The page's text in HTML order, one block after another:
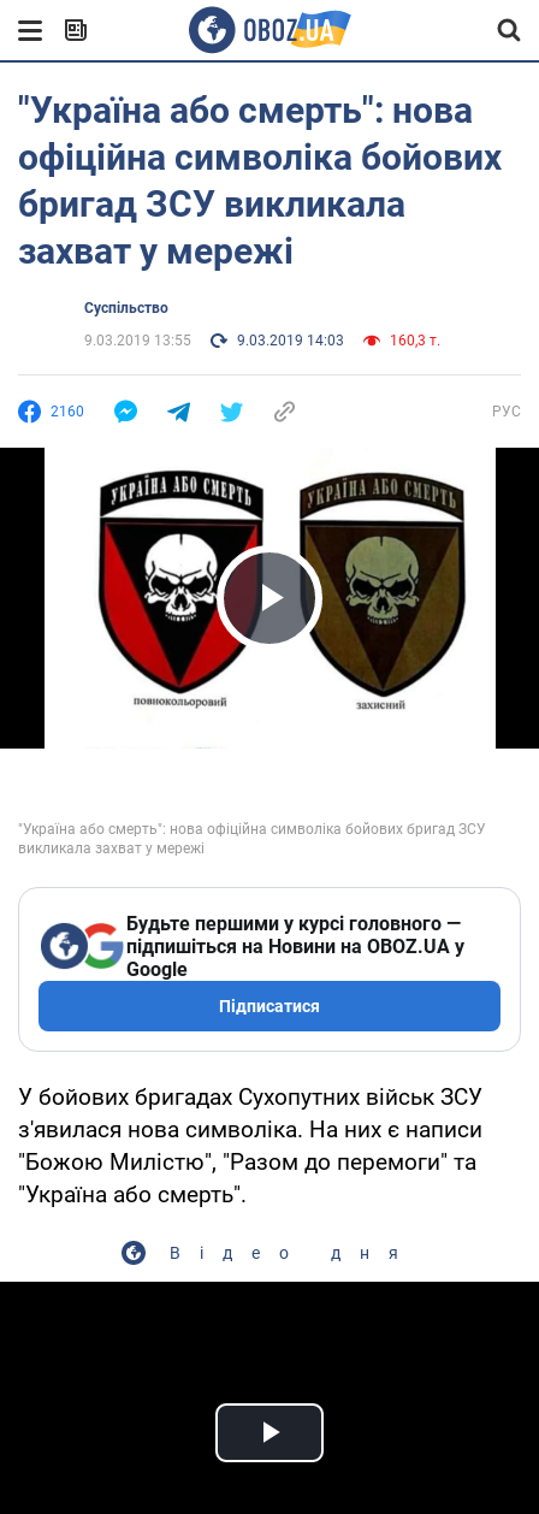
"Україна або смерть": нова
офіційна символіка бойових
бригад ЗСУ викликала
захват у мережі
Суспільство
9.03.2019 13:55
9.03.2019 14:03 160,3 т.
2160 РУС
Play Video
Будьте першими у курсі головного —
підпишіться на Новини на OBOZ.UA у
Google
Підписатися
У бойових бригадах Сухопутних військ ЗСУ
з'явилася нова символіка. На них є написи
"Божою Милістю", "Разом до перемоги" та
"Україна або смерть".
Відео дня
Play Video